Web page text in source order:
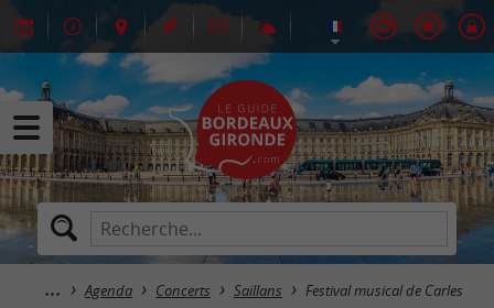
Agenda Concerts Saillans Festival musical de Carles